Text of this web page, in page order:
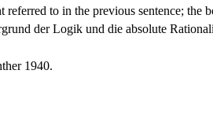
to in the previous sentence; the
der Logik und die absolute
1940.